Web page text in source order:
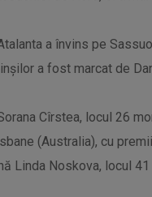
a învins pe
a fost marcat de
Cîrstea, locul 26
(Australia), cu
Linda Noskova, locul